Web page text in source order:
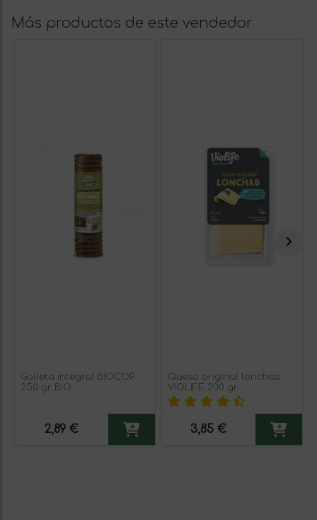
Más productos de este vendedor
Galleta integral BIOCOP
250 gr BIO
2,89 €
Queso original lonchas
VIOLIFE 200 gr
3,85 €